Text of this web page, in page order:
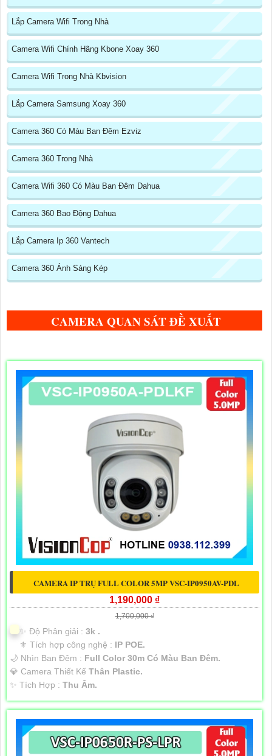
Lắp Camera Wifi Trong Nhà
Camera Wifi Chính Hãng Kbone Xoay 360
Camera Wifi Trong Nhà Kbvision
Lắp Camera Samsung Xoay 360
Camera 360 Có Màu Ban Đêm Ezviz
Camera 360 Trong Nhà
Camera Wifi 360 Có Màu Ban Đêm Dahua
Camera 360 Bao Động Dahua
Lắp Camera Ip 360 Vantech
Camera 360 Ánh Sáng Kép
CAMERA QUAN SÁT ĐỀ XUẤT
CAMERA IP TRỤ FULL COLOR 5MP VSC-IP0950AV-PDL
1,190,000 ₫
1,700,000 ₫
✨ Độ Phân giải : 3k .
⚜️ Tích hợp công nghệ : IP POE.
🌙 Nhìn Ban Đêm : Full Color 30m Có Màu Ban Ðêm.
💎 Camera Thiết Kế Thân Plastic.
️✨ Tích Hợp : Thu Âm.